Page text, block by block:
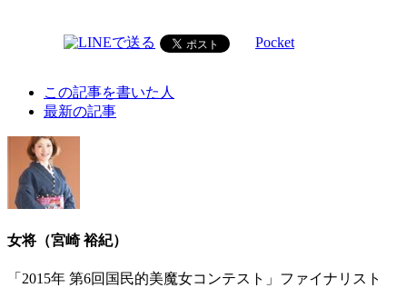
Pocket
following
tabs
change
content
below.
この記事を書いた人
最新の記事
女将（宮崎 裕紀）
「2015年 第6回国民的美魔女コンテスト」ファイナリスト